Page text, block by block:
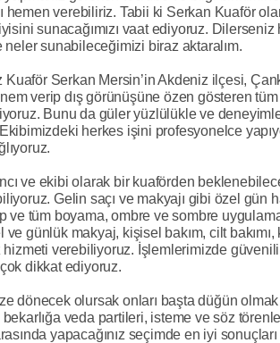
hemen verebiliriz. Tabii ki Serkan Kuaför
sunacağımızı vaat ediyoruz.
neler sunabileceğimizi biraz aktaralım.
Kuaför Serkan Mersin’in Akdeniz ilçesi,
verip dış görünüşüne özen gösteren
Bunu da güler yüzlülükle ve
herkes işini profesyonelce
ve ekibi olarak bir kuaförden
Gelin saçı ve makyajı gibi özel gün
ve tüm boyama, ombre ve sombre
ve günlük makyaj, kişisel bakım, cilt
hizmeti verebiliyoruz. İşlemlerimizde
dikkat ediyoruz.
dönecek olursak onları başta düğün
veda partileri, isteme ve söz
yapacağınız seçimde en iyi